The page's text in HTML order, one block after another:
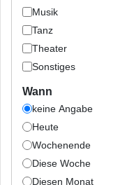
Musik
Tanz
Theater
Sonstiges
Wann
keine Angabe
Heute
Wochenende
Diese Woche
Diesen Monat